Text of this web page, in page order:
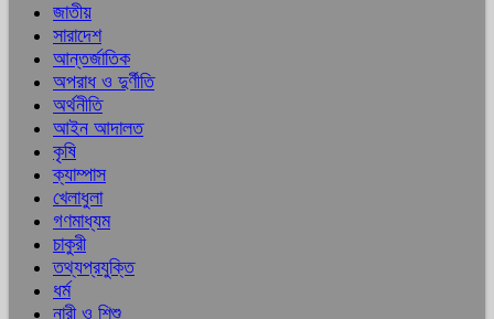
জাতীয়
সারাদেশ
আন্তর্জাতিক
অপরাধ ও দুর্ণীতি
অর্থনীতি
আইন আদালত
কৃষি
ক্যাম্পাস
খেলাধুলা
গণমাধ্যম
চাকুরী
তথ্যপ্রযুক্তি
ধর্ম
নারী ও শিশু